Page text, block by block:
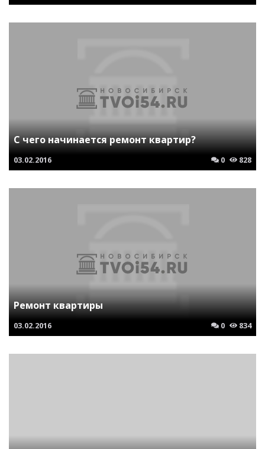
С чего начинается ремонт квартир?
03.02.2016 0 828
Ремонт квартиры
03.02.2016 0 834